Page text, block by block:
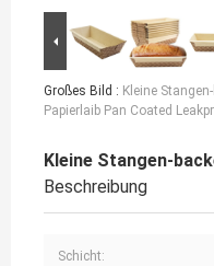
Großes Bild : Kleine
Papierlaib Pan Coated
Kleine Stangen-
Beschreibung
Schicht: